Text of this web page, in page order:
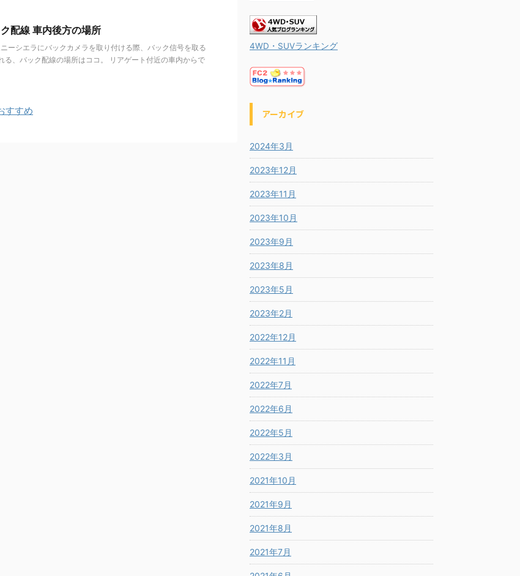
配線 車内後方の場所
ーシエラにバックカメラを取り付ける際、バック信号を取る
る、バック配線の場所はココ。 リアゲート付近の車内からで
すすめ
4WD・SUVランキング
アーカイブ
2024年3月
2023年12月
2023年11月
2023年10月
2023年9月
2023年8月
2023年5月
2023年2月
2022年12月
2022年11月
2022年7月
2022年6月
2022年5月
2022年3月
2021年10月
2021年9月
2021年8月
2021年7月